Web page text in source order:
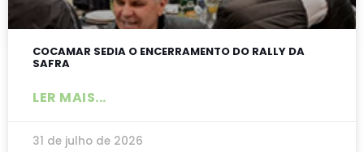
COCAMAR SEDIA O ENCERRAMENTO DO RALLY DA
SAFRA
LER MAIS...
31 de julho de 2026